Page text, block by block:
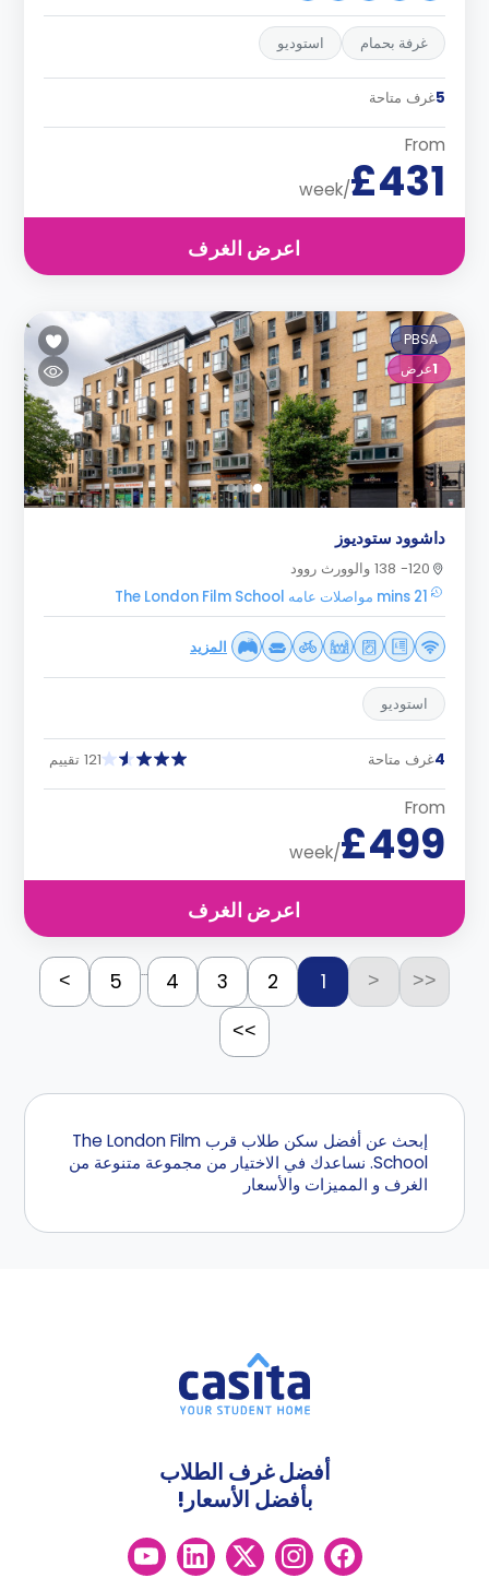
غرفة بحمام استوديو
5غرف متاحة
From
£431
/week
اعرض الغرف
PBSA
1عرض
داشوود ستوديوز
120- 138 والوورث روود
21 mins مواصلات عامه The London Film School
المزيد
استوديو
4غرف متاحة 121 تقييم
From
£499
/week
اعرض الغرف
<<
<
1
2
3
4
...
5
>
>>
إبحث عن أفضل سكن طلاب قرب The London Film
School. نساعدك في الاختيار من مجموعة متنوعة من
الغرف و المميزات والأسعار
أفضل غرف الطلاب
بأفضل الأسعار!